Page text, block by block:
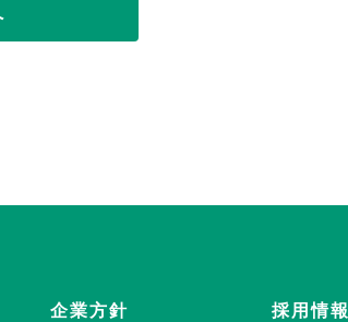
企業方針 採用情報